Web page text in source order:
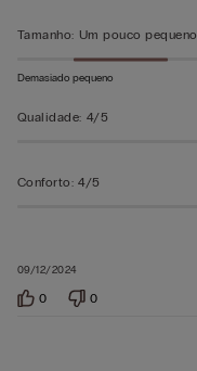
09/12/2024
Tamanho: Um pouco pequeno
Demasiado pequeno
Qualidade: 4/5
Conforto: 4/5
0 0